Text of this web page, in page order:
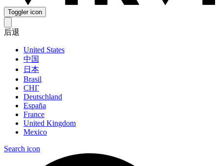
Toggler icon
后退
United States
中国
日本
Brasil
СНГ
Deutschland
España
France
United Kingdom
Mexico
Search icon